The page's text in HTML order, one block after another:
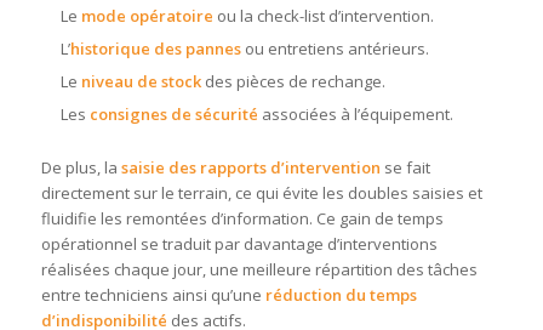
Le mode opératoire ou la check-list d’intervention.
L’historique des pannesou entretiens antérieurs.
Le niveau de stockdes pièces de rechange.
Les consignes de sécurité associées à l’équipement.
De plus, la saisie des rapports d’intervention se fait
directement sur le terrain, ce qui évite les doubles saisies et
fluidifie les remontées d’information. Ce gain de temps
opérationnel se traduit par davantage d’interventions
réalisées chaque jour, une meilleure répartition des tâches
entre techniciens ainsi qu’une réduction du temps
d’indisponibilité des actifs.